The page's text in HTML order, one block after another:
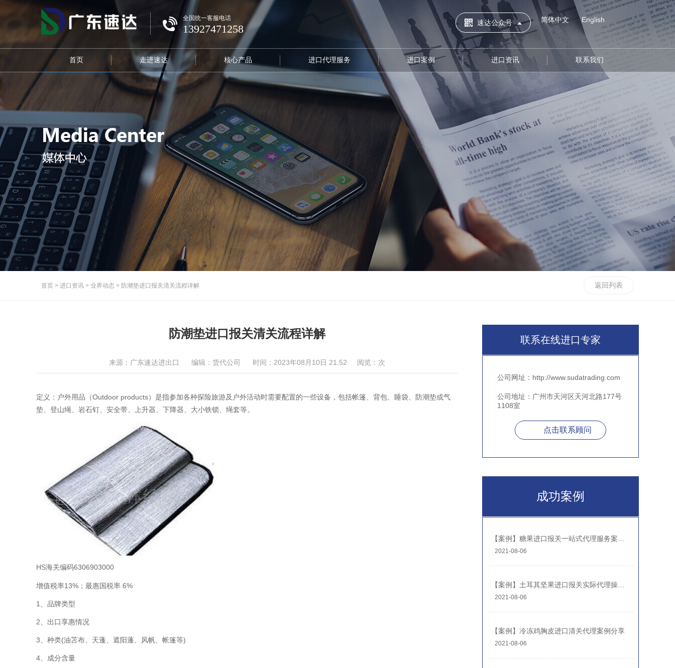
全国统一客服电话
13927471258
简体中文 English
速达公众号
首页 走进速达 核心产品 进口代理服务 进口案例 进口资讯 联系我们
首页 > 进口资讯 > 业界动态 > 防潮垫进口报关清关流程详解 返回列表
防潮垫进口报关清关流程详解
来源：广东速达进出口 编辑：货代公司 时间：2023年08月10日 21:52 阅览： 次
定义：户外用品（Outdoor products）是指参加各种探险旅游及户外活动时需要配置的一些设备，包括帐篷、背包、睡袋、防潮垫或气
垫、登山绳、岩石钉、安全带、上升器、下降器、大小铁锁、绳套等。
HS海关编码6306903000
增值税率13%；最惠国税率 6%
1、品牌类型
2、出口享惠情况
3、种类(油苫布、天蓬、遮阳蓬、风帆、帐篷等)
4、成分含量
联系在线进口专家
公司网址：http://www.sudatrading.com
公司地址：广州市天河区天河北路177号
1108室
点击联系顾问
成功案例
【案例】糖果进口报关一站式代理服务案例分享-糖果报关公司
2021-08-06
【案例】土耳其坚果进口报关实际代理操作案例
2021-08-06
【案例】冷冻鸡胸皮进口清关代理案例分享
2021-08-06